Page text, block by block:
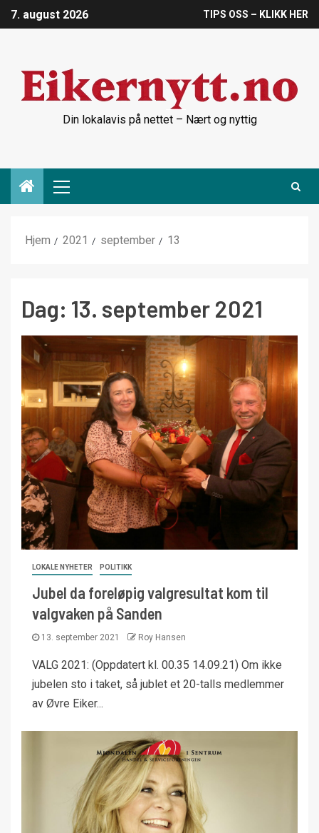
7. august 2026 TIPS OSS – KLIKK HER
Din lokalavis på nettet – Nært og nyttig
Hjem 2021 september 13
Dag: 13. september 2021
LOKALE NYHETER POLITIKK
Jubel da foreløpig valgresultat kom til
valgvaken på Sanden
13. september 2021 Roy Hansen
VALG 2021: (Oppdatert kl. 00.35 14.09.21) Om ikke
jubelen sto i taket, så jublet et 20-talls medlemmer
av Øvre Eiker...